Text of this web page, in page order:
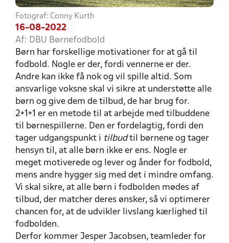
Fotograf: Conny Kurth
16-08-2022
Af: DBU Børnefodbold
Børn har forskellige motivationer for at gå til
fodbold. Nogle er der, fordi vennerne er der.
Andre kan ikke få nok og vil spille altid. Som
ansvarlige voksne skal vi sikre at understøtte alle
børn og give dem de tilbud, de har brug for.
2+1+1 er en metode til at arbejde med tilbuddene
til børnespillerne. Den er fordelagtig, fordi den
tager udgangspunkt i tilbudtil børnene og tager
hensyn til, at alle børn ikke er ens. Nogle er
meget motiverede og lever og ånder for fodbold,
mens andre hygger sig med det i mindre omfang.
Vi skal sikre, at alle børn i fodbolden mødes af
tilbud, der matcher deres ønsker, så vi optimerer
chancen for, at de udvikler livslang kærlighed til
fodbolden.
Derfor kommer Jesper Jacobsen, teamleder for